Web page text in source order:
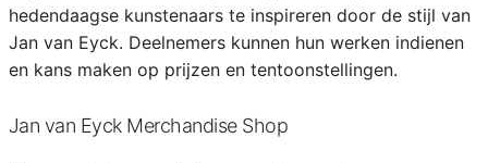
hedendaagse kunstenaars te inspireren door de stijl van
Jan van Eyck. Deelnemers kunnen hun werken indienen
en kans maken op prijzen en tentoonstellingen.
Jan van Eyck Merchandise Shop